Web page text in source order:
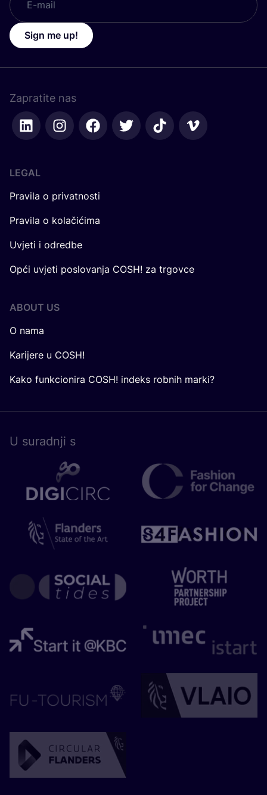
Sign me up!
Zapratite nas
LEGAL
Pravila o privatnosti
Pravila o kolačićima
Uvjeti i odredbe
Opći uvjeti poslovanja COSH! za trgovce
ABOUT US
O nama
Karijere u COSH!
Kako funkcionira COSH! indeks robnih marki?
U surad­nji s